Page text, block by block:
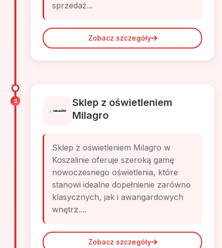
sprzedaż...
Zobacz szczegóły
3
Sklep z oświetleniem
Milagro
Sklep z oświetleniem Milagro w
Koszalinie oferuje szeroką gamę
nowoczesnego oświetlenia, które
stanowi idealne dopełnienie zarówno
klasycznych, jak i awangardowych
wnętrz....
Zobacz szczegóły